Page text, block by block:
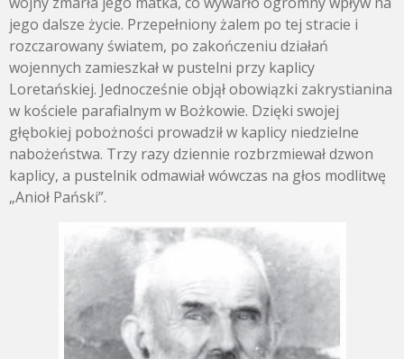
jego dalsze życie. Przepełniony żalem po tej stracie i
rozczarowany światem, po zakończeniu działań
wojennych zamieszkał w pustelni przy kaplicy
Loretańskiej. Jednocześnie objął obowiązki zakrystianina
w kościele parafialnym w Bożkowie. Dzięki swojej
głębokiej pobożności prowadził w kaplicy niedzielne
nabożeństwa. Trzy razy dziennie rozbrzmiewał dzwon
kaplicy, a pustelnik odmawiał wówczas na głos modlitwę
„Anioł Pański”.